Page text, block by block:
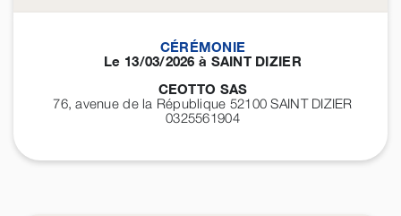
CÉRÉMONIE
Le 13/03/2026 à SAINT DIZIER
CEOTTO SAS
76, avenue de la République 52100SAINT DIZIER
0325561904